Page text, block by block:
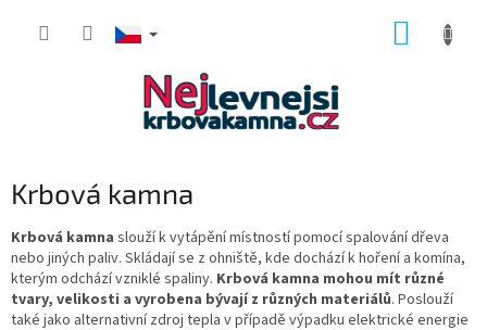
Krbová kamna
Krbová kamna slouží k vytápění místností pomocí spalování dřeva
nebo jiných paliv. Skládají se z ohniště, kde dochází k hoření a komína,
kterým odchází vzniklé spaliny. Krbová kamna mohou mít různé
tvary, velikosti a vyrobena bývají z různých materiálů. Poslouží
také jako alternativní zdroj tepla v případě výpadku elektrické energie